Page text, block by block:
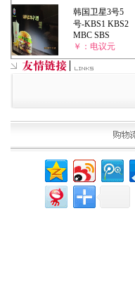
韩国卫星3号5
号-KBS1 KBS2
MBC SBS
￥：电议元